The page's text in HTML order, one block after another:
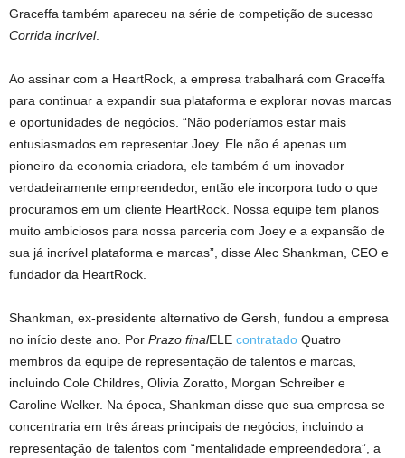
Graceffa também apareceu na série de competição de sucesso
Corrida incrível.
Ao assinar com a HeartRock, a empresa trabalhará com Graceffa
para continuar a expandir sua plataforma e explorar novas marcas
e oportunidades de negócios. “Não poderíamos estar mais
entusiasmados em representar Joey. Ele não é apenas um
pioneiro da economia criadora, ele também é um inovador
verdadeiramente empreendedor, então ele incorpora tudo o que
procuramos em um cliente HeartRock. Nossa equipe tem planos
muito ambiciosos para nossa parceria com Joey e a expansão de
sua já incrível plataforma e marcas”, disse Alec Shankman, CEO e
fundador da HeartRock.
Shankman, ex-presidente alternativo de Gersh, fundou a empresa
no início deste ano. Por Prazo finalELE contratado Quatro
membros da equipe de representação de talentos e marcas,
incluindo Cole Childres, Olivia Zoratto, Morgan Schreiber e
Caroline Welker. Na época, Shankman disse que sua empresa se
concentraria em três áreas principais de negócios, incluindo a
representação de talentos com “mentalidade empreendedora”, a